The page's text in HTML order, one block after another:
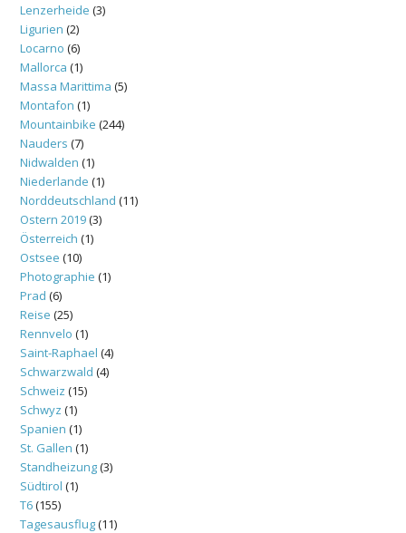
Lenzerheide (3)
Ligurien (2)
Locarno (6)
Mallorca (1)
Massa Marittima (5)
Montafon (1)
Mountainbike (244)
Nauders (7)
Nidwalden (1)
Niederlande (1)
Norddeutschland (11)
Ostern 2019(3)
Österreich (1)
Ostsee (10)
Photographie (1)
Prad (6)
Reise (25)
Rennvelo (1)
Saint-Raphael (4)
Schwarzwald (4)
Schweiz (15)
Schwyz (1)
Spanien (1)
St. Gallen (1)
Standheizung(3)
Südtirol (1)
T6(155)
Tagesausflug(11)